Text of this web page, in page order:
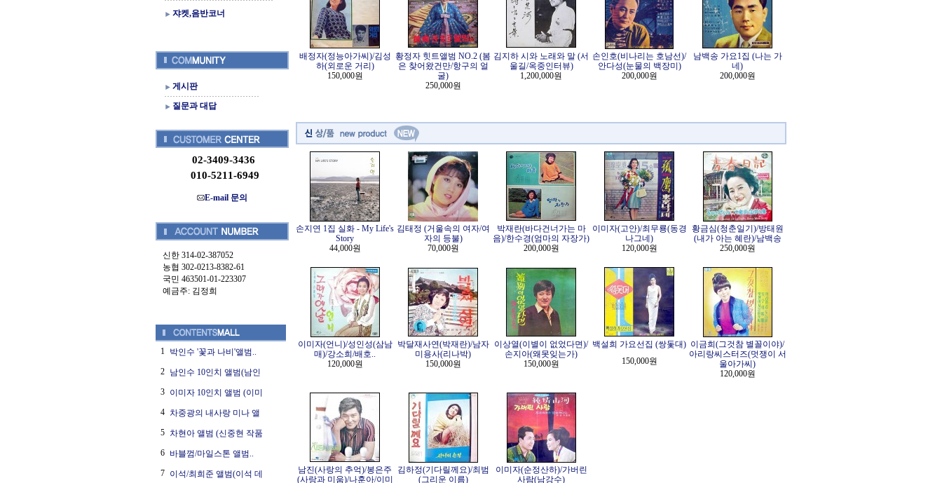
쟈켓,음반코너
게시판
질문과 대답
02-3409-3436
010-5211-6949
E-mail 문의
신한 314-02-387052
농협 302-0213-8382-61
국민 463501-01-223307
예금주: 김정희
1 박인수 '꽃과 나비'앨범..
2 남인수 10인치 앨범(남인
3 이미자 10인치 앨범 (이미
4 차중광의 내사랑 미나 앨
5 차현아 앨범 (신중현 작품
6 바블껌/마일스톤 앨범..
7 이석/최희준 앨범(이석 데
배정자(정능아가씨)/김성
하(외로운 거리)
150,000원
황정자 힛트앨범 NO.2 (봄
은 찾어왔건만/항구의 얼
굴)
250,000원
김지하 시와 노래와 말 (서
울길/옥중인터뷰)
1,200,000원
손인호(비나리는 호남선)/
안다성(눈물의 백장미)
200,000원
남백송 가요1집 (나는 가
네)
200,000원
손지연 1집 실화 - My Life's
Story
44,000원
김태정 (거울속의 여자/여
자의 등불)
70,000원
박재란(바다건너가는 마
음)/한수경(엄마의 자장가)
200,000원
이미자(고안)/최무룡(동경
나그네)
120,000원
황금심(청춘일기)/방태원
(내가 아는 혜란)/남백송
250,000원
이미자(언니)/성인성(삼남
매)/강소희/배호..
120,000원
박달재사연(박재란)/남자
미용사(리나박)
150,000원
이상열(이별이 없었다면)/
손지아(왜못잊는가)
150,000원
백설희 가요선집 (쌍돛대)
150,000원
이금희(그것참 별꼴이야)/
아리랑씨스터즈(멋쟁이 서
울아가씨)
120,000원
남진(사랑의 추억)/봉은주
(사랑과 미움)/나훈아/이미
김하정(기다릴께요)/최범
(그리운 이름)
이미자(순정산하)/가버린
사람(남강수)